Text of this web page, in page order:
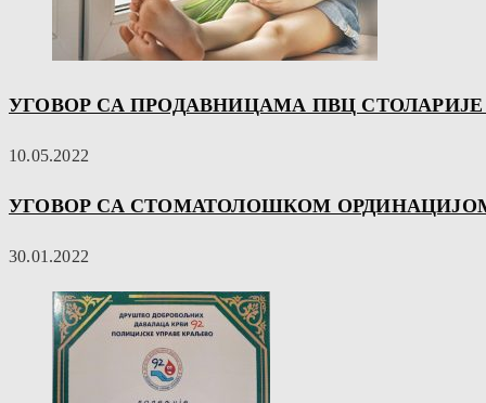
УГОВОР СА ПРОДАВНИЦАМА ПВЦ СТОЛАРИЈЕ
10.05.2022
УГОВОР СА СТОМАТОЛОШКОМ
30.01.2022